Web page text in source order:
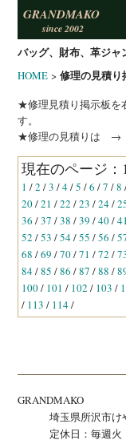
バッグ、財布、革ジャ
GRANDMAKO
since 2002
HOME >修理の見積り
★修理見積り掲示板を
す。
★修理の見積りは
現在のページ：
1 /2 /3 /4/5 /6 /7 /8
20/21 /22 /23 /24/
36 /37 /38 /39 /40/41
52 /53 /54/55 /56 /
68 /69 /70/71 /72 /
84/85 /86 /87 /88 /
100/ 101 / 102 / 103 /
/ 113 / 114/
GRANDMAKO
埼玉県所沢市け
定休日：毎週火